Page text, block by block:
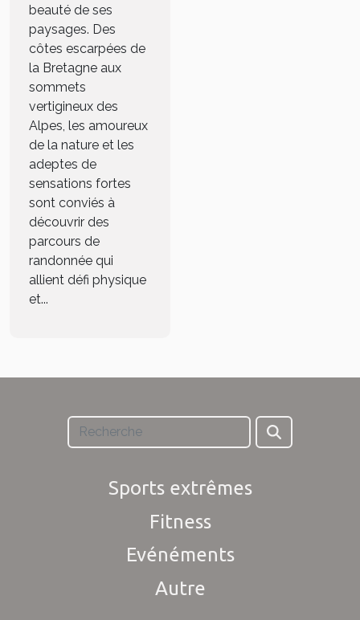
beauté de ses
paysages. Des
côtes escarpées de
la Bretagne aux
sommets
vertigineux des
Alpes, les amoureux
de la nature et les
adeptes de
sensations fortes
sont conviés à
découvrir des
parcours de
randonnée qui
allient défi physique
et...
Sports extrêmes
Fitness
Evénéments
Autre